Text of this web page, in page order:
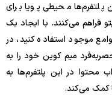
محیطی پویا برای
فراهم می‌کنند. با ایجاد یک
موجود استفاده کنید، در
میم کوین خود را به
محتوا در این پلتفرم‌ها به
کمک می‌کند.